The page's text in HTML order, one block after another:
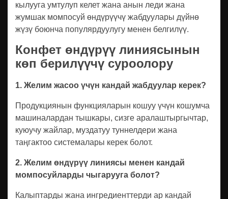
кылууга умтулуп келет жана анын леди жана
жумшак момпосуй өндүрүүчү жабдуулары дүйнө
жүзү боюнча популярдуулугу менен белгилүү.
Конфет өндүрүү линиясынын
көп берилүүчү суроолору
1. Желим жасоо үчүн кандай жабдуулар керек?
Продукциянын функцияларын кошуу үчүн кошумча
машиналардан тышкары, сизге аралаштыргычтар,
куюучу жайлар, муздатуу туннелдери жана
таңгактоо системалары керек болот.
2. Желим өндүрүү линиясы менен кандай
момпосуйларды чыгарууга болот?
Калыптарды жана ингредиенттерди ар кандай